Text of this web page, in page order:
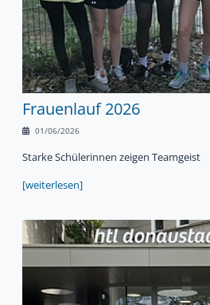
Frauenlauf 2026
01/06/2026
Starke Schülerinnen zeigen Teamgeist
[weiterlesen]